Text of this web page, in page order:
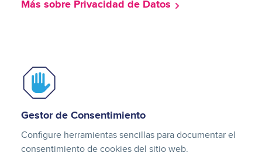
Más sobre Privacidad de Datos
Image
Gestor de Consentimiento
Configure herramientas sencillas para documentar el
consentimiento de cookies del sitio web.